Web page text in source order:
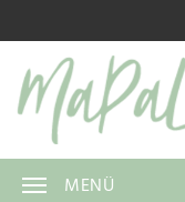
MENÜ